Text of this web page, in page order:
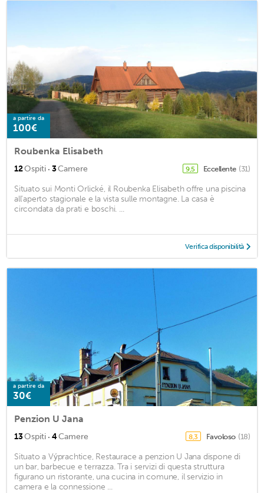
a partire da
100€
Roubenka Elisabeth
12Ospiti · 3Camere 9,5 Eccellente (31)
Situato sui Monti Orlické, il Roubenka Elisabeth offre una piscina
all'aperto stagionale e la vista sulle montagne. La casa è
circondata da prati e boschi. ...
Verifica disponibilità
a partire da
30€
Penzion U Jana
13Ospiti · 4Camere 8,3 Favoloso (18)
Situato a Výprachtice, Restaurace a penzion U Jana dispone di
un bar, barbecue e terrazza. Tra i servizi di questa struttura
figurano un ristorante, una cucina in comune, il servizio in
camera e la connessione ...